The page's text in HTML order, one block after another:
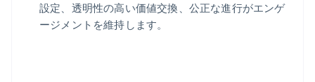
設定、透明性の高い価値交換、公正な進行がエンゲ
ージメントを維持します。